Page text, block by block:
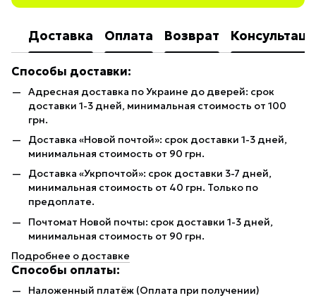
Доставка Оплата Возврат
Способы доставки:
Адресная доставка по Украине до дверей: срок
доставки 1-3 дней, минимальная стоимость от 100
грн.
Доставка «Новой почтой»: срок доставки 1-3 дней,
минимальная стоимость от 90 грн.
Доставка «Укрпочтой»: срок доставки 3-7 дней,
минимальная стоимость от 40 грн. Только по
предоплате.
Почтомат Новой почты: срок доставки 1-3 дней,
минимальная стоимость от 90 грн.
Подробнее о доставке
Способы оплаты:
Наложенный платёж (Оплата при получении)